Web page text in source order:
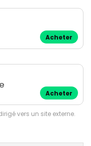
Acheter
Acheter
vers un site externe.